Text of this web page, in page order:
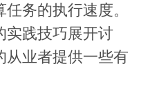
务的执行速度。
实践技巧展开讨
从业者提供一些有